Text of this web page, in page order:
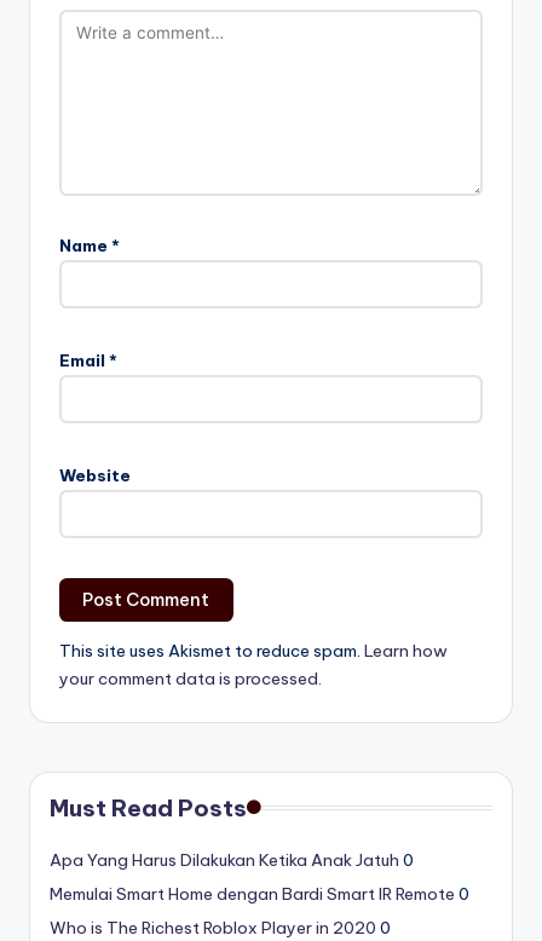
Name *
Email *
Website
This site uses Akismet to reduce spam. Learn how
your comment data is processed.
Must Read Posts
Apa Yang Harus Dilakukan Ketika Anak Jatuh 0
Memulai Smart Home dengan Bardi Smart IR Remote 0
Who is The Richest Roblox Player in 2020 0